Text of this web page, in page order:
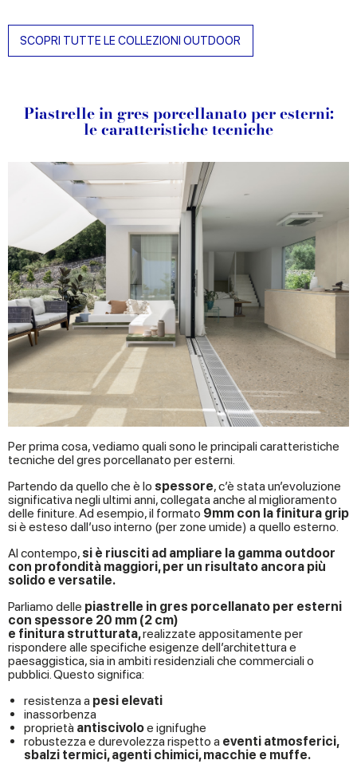
SCOPRI TUTTE LE COLLEZIONI OUTDOOR
Piastrelle in gres porcellanato per esterni:
le caratteristiche tecniche
Per prima cosa, vediamo quali sono le principali caratteristiche
tecniche del gres porcellanato per esterni.
Partendo da quello che è lo spessore, c’è stata un’evoluzione
significativa negli ultimi anni, collegata anche al miglioramento
delle finiture. Ad esempio, il formato 9mm con la finitura grip
si è esteso dall’uso interno (per zone umide) a quello esterno.
Al contempo, si è riusciti ad ampliare la gamma outdoor
con profondità maggiori, per un risultato ancora più
solido e versatile.
Parliamo delle piastrelle in gres porcellanato per esterni
con spessore 20 mm (2 cm)
e finitura strutturata,realizzate appositamente per
rispondere alle specifiche esigenze dell’architettura e
paesaggistica, sia in ambiti residenziali che commerciali o
pubblici. Questo significa:
resistenza a pesi elevati
inassorbenza
proprietà antiscivoloe ignifughe
robustezza e durevolezza rispetto a eventi atmosferici,
sbalzi termici, agenti chimici, macchie e muffe.